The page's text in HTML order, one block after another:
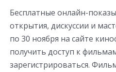
Бесплатные онлайн-
открытия, дискуссии и
по 30 ноября на сайте
получить доступ к
зарегистрироваться.